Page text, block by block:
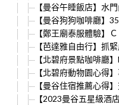
【曼谷午睡飯店】水
【曼谷狗狗咖啡廳】
【鄭王廟泰服體驗】
【芭達雅自由行】抓
【北碧府景點咖啡廳
【北碧府動物園心得
【曼谷住宿推薦心得
【2023曼谷五星級